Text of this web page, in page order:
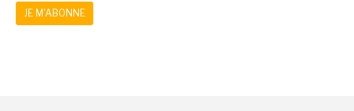
JE M'ABONNE